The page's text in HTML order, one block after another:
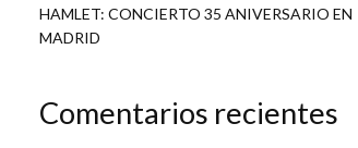
HAMLET: CONCIERTO 35 ANIVERSARIO EN
MADRID
Comentarios recientes